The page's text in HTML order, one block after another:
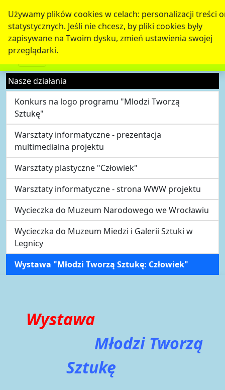
Używamy plików cookies w celach: personalizacji treści
statystycznych. Jeśli nie chcesz, by pliki cookies były
zapisywane na Twoim dysku, zmień ustawienia swojej
przeglądarki.
Nasze działania
Konkurs na logo programu "Mlodzi Tworzą
Sztukę"
Warsztaty informatyczne - prezentacja
multimedialna projektu
Warsztaty plastyczne "Człowiek"
Warsztaty informatyczne - strona WWW projektu
Wycieczka do Muzeum Narodowego we Wrocławiu
Wycieczka do Muzeum Miedzi i Galerii Sztuki w
Legnicy
Wystawa "Młodzi Tworzą Sztukę: Człowiek"
Wystawa
Młodzi Tworzą
Sztukę